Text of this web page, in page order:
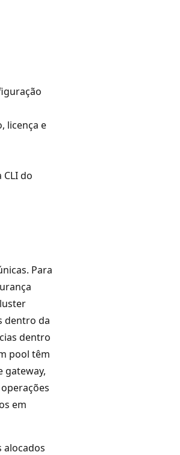
licença e
do
Para
dentro da
dentro
pool têm
gateway,
em
alocados